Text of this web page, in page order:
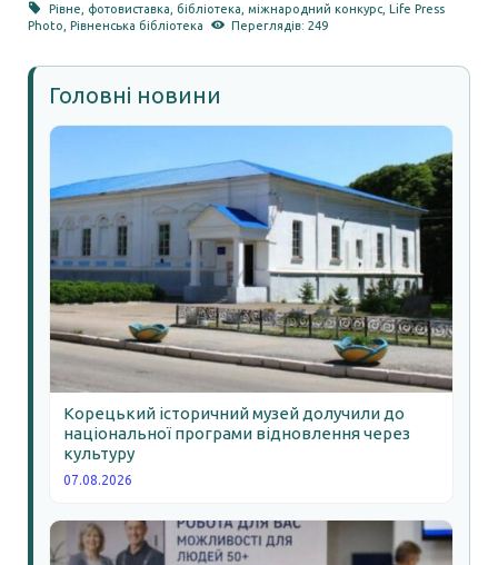
Рівне фотовиставка ,бібліотека ,міжнародний конкурс ,Life Press
Photo Рівненська бібліотека Переглядів: 249
Головні новини
Корецький історичний музей долучили до
національної програми відновлення через
культуру
07.08.2026